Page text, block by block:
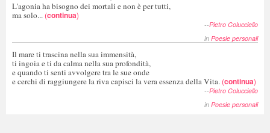
L'agonia ha bisogno dei mortali e non è per tutti,
ma solo... (continua)
--Pietro Colucciello
in Poesie personali
Il mare ti trascina nella sua immensità,
ti ingoia e ti da calma nella sua profondità,
e quando ti senti avvolgere tra le sue onde
e cerchi di raggiungere la riva capisci la vera essenza della Vita. (continua)
--Pietro Colucciello
in Poesie personali